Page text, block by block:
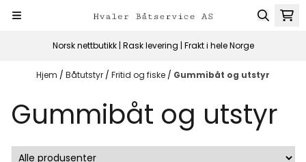
Hopp til innhold
Norsk nettbutikk | Rask levering | Frakt i hele Norge
Hjem / Båtutstyr / Fritid og fiske / Gummibåt og utstyr
Gummibåt og utstyr